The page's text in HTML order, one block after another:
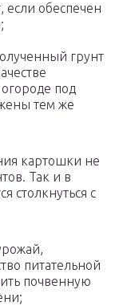
если обеспечен
грунт
под
тем же
картошки не
Так и в
столкнуться с
питательной
почвенную